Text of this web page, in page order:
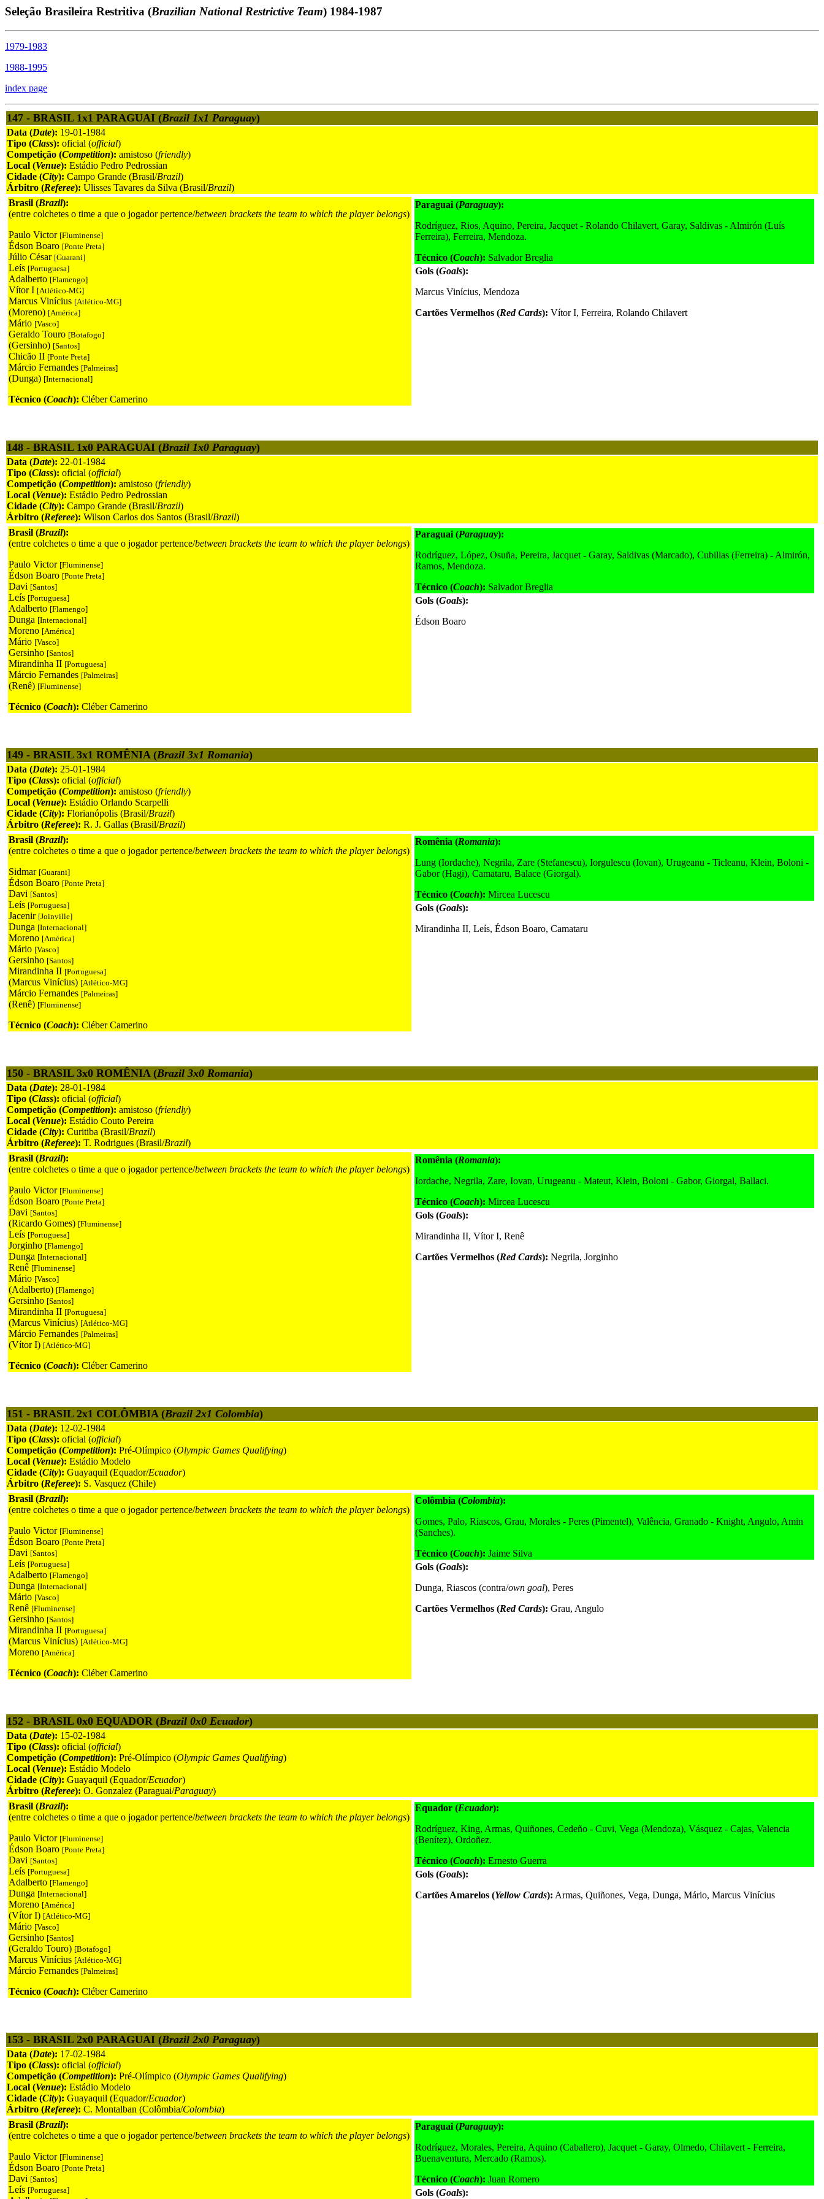
Seleção Brasileira Restritiva (Brazilian National Restrictive Team) 1984-1987
1979-1983
1988-1995
index page
147 - BRASIL 1x1 PARAGUAI (Brazil 1x1 Paraguay)
Data (Date): 19-01-1984
Tipo (Class): oficial (official)
Competição (Competition): amistoso (friendly)
Local (Venue): Estádio Pedro Pedrossian
Cidade (City): Campo Grande (Brasil/Brazil)
Árbitro (Referee): Ulisses Tavares da Silva (Brasil/Brazil)
Brasil (Brazil):
(entre colchetes o time a que o jogador pertence/between brackets the team to which the player belongs)
Paulo Victor [Fluminense]
Édson Boaro [Ponte Preta]
Júlio César [Guarani]
Leís [Portuguesa]
Adalberto [Flamengo]
Vítor I [Atlético-MG]
Marcus Vinícius [Atlético-MG]
(Moreno) [América]
Mário [Vasco]
Geraldo Touro [Botafogo]
(Gersinho) [Santos]
Chicão II [Ponte Preta]
Márcio Fernandes [Palmeiras]
(Dunga) [Internacional]
Técnico (Coach): Cléber Camerino
Paraguai (Paraguay):
Rodríguez, Rios, Aquino, Pereira, Jacquet - Rolando Chilavert, Garay, Saldivas - Almirón (Luís
Ferreira), Ferreira, Mendoza.
Técnico (Coach): Salvador Breglia
Gols (Goals):
Marcus Vinícius, Mendoza
Cartões Vermelhos (Red Cards): Vítor I, Ferreira, Rolando Chilavert
148 - BRASIL 1x0 PARAGUAI (Brazil 1x0 Paraguay)
Data (Date): 22-01-1984
Tipo (Class): oficial (official)
Competição (Competition): amistoso (friendly)
Local (Venue): Estádio Pedro Pedrossian
Cidade (City): Campo Grande (Brasil/Brazil)
Árbitro (Referee): Wilson Carlos dos Santos (Brasil/Brazil)
Brasil (Brazil):
(entre colchetes o time a que o jogador pertence/between brackets the team to which the player belongs)
Paulo Victor [Fluminense]
Édson Boaro [Ponte Preta]
Davi [Santos]
Leís [Portuguesa]
Adalberto [Flamengo]
Dunga [Internacional]
Moreno [América]
Mário [Vasco]
Gersinho [Santos]
Mirandinha II [Portuguesa]
Márcio Fernandes [Palmeiras]
(Renê) [Fluminense]
Técnico (Coach): Cléber Camerino
Paraguai (Paraguay):
Rodríguez, López, Osuña, Pereira, Jacquet - Garay, Saldivas (Marcado), Cubillas (Ferreira) - Almirón,
Ramos, Mendoza.
Técnico (Coach): Salvador Breglia
Gols (Goals):
Édson Boaro
149 - BRASIL 3x1 ROMÊNIA (Brazil 3x1 Romania)
Data (Date): 25-01-1984
Tipo (Class): oficial (official)
Competição (Competition): amistoso (friendly)
Local (Venue): Estádio Orlando Scarpelli
Cidade (City): Florianópolis (Brasil/Brazil)
Árbitro (Referee): R. J. Gallas (Brasil/Brazil)
Brasil (Brazil):
(entre colchetes o time a que o jogador pertence/between brackets the team to which the player belongs)
Sidmar [Guarani]
Édson Boaro [Ponte Preta]
Davi [Santos]
Leís [Portuguesa]
Jacenir [Joinville]
Dunga [Internacional]
Moreno [América]
Mário [Vasco]
Gersinho [Santos]
Mirandinha II [Portuguesa]
(Marcus Vinícius) [Atlético-MG]
Márcio Fernandes [Palmeiras]
(Renê) [Fluminense]
Técnico (Coach): Cléber Camerino
Romênia (Romania):
Lung (Iordache), Negrila, Zare (Stefanescu), Iorgulescu (Iovan), Urugeanu - Ticleanu, Klein, Boloni -
Gabor (Hagi), Camataru, Balace (Giorgal).
Técnico (Coach): Mircea Lucescu
Gols (Goals):
Mirandinha II, Leís, Édson Boaro, Camataru
150 - BRASIL 3x0 ROMÊNIA (Brazil 3x0 Romania)
Data (Date): 28-01-1984
Tipo (Class): oficial (official)
Competição (Competition): amistoso (friendly)
Local (Venue): Estádio Couto Pereira
Cidade (City): Curitiba (Brasil/Brazil)
Árbitro (Referee): T. Rodrigues (Brasil/Brazil)
Brasil (Brazil):
(entre colchetes o time a que o jogador pertence/between brackets the team to which the player belongs)
Paulo Victor [Fluminense]
Édson Boaro [Ponte Preta]
Davi [Santos]
(Ricardo Gomes) [Fluminense]
Leís [Portuguesa]
Jorginho [Flamengo]
Dunga [Internacional]
Renê [Fluminense]
Mário [Vasco]
(Adalberto) [Flamengo]
Gersinho [Santos]
Mirandinha II [Portuguesa]
(Marcus Vinícius) [Atlético-MG]
Márcio Fernandes [Palmeiras]
(Vítor I) [Atlético-MG]
Técnico (Coach): Cléber Camerino
Romênia (Romania):
Iordache, Negrila, Zare, Iovan, Urugeanu - Mateut, Klein, Boloni - Gabor, Giorgal, Ballaci.
Técnico (Coach): Mircea Lucescu
Gols (Goals):
Mirandinha II, Vítor I, Renê
Cartões Vermelhos (Red Cards): Negrila, Jorginho
151 - BRASIL 2x1 COLÔMBIA (Brazil 2x1 Colombia)
Data (Date): 12-02-1984
Tipo (Class): oficial (official)
Competição (Competition): Pré-Olímpico (Olympic Games Qualifying)
Local (Venue): Estádio Modelo
Cidade (City): Guayaquil (Equador/Ecuador)
Árbitro (Referee): S. Vasquez (Chile)
Brasil (Brazil):
(entre colchetes o time a que o jogador pertence/between brackets the team to which the player belongs)
Paulo Victor [Fluminense]
Édson Boaro [Ponte Preta]
Davi [Santos]
Leís [Portuguesa]
Adalberto [Flamengo]
Dunga [Internacional]
Mário [Vasco]
Renê [Fluminense]
Gersinho [Santos]
Mirandinha II [Portuguesa]
(Marcus Vinícius) [Atlético-MG]
Moreno [América]
Técnico (Coach): Cléber Camerino
Colômbia (Colombia):
Gomes, Palo, Riascos, Grau, Morales - Peres (Pimentel), Valência, Granado - Knight, Angulo, Amin
(Sanches).
Técnico (Coach): Jaime Silva
Gols (Goals):
Dunga, Riascos (contra/own goal), Peres
Cartões Vermelhos (Red Cards): Grau, Angulo
152 - BRASIL 0x0 EQUADOR (Brazil 0x0 Ecuador)
Data (Date): 15-02-1984
Tipo (Class): oficial (official)
Competição (Competition): Pré-Olímpico (Olympic Games Qualifying)
Local (Venue): Estádio Modelo
Cidade (City): Guayaquil (Equador/Ecuador)
Árbitro (Referee): O. Gonzalez (Paraguai/Paraguay)
Brasil (Brazil):
(entre colchetes o time a que o jogador pertence/between brackets the team to which the player belongs)
Paulo Victor [Fluminense]
Édson Boaro [Ponte Preta]
Davi [Santos]
Leís [Portuguesa]
Adalberto [Flamengo]
Dunga [Internacional]
Moreno [América]
(Vítor I) [Atlético-MG]
Mário [Vasco]
Gersinho [Santos]
(Geraldo Touro) [Botafogo]
Marcus Vinícius [Atlético-MG]
Márcio Fernandes [Palmeiras]
Técnico (Coach): Cléber Camerino
Equador (Ecuador):
Rodríguez, King, Armas, Quiñones, Cedeño - Cuvi, Vega (Mendoza), Vásquez - Cajas, Valencia
(Benítez), Ordoñez.
Técnico (Coach): Ernesto Guerra
Gols (Goals):
Cartões Amarelos (Yellow Cards): Armas, Quiñones, Vega, Dunga, Mário, Marcus Vinícius
153 - BRASIL 2x0 PARAGUAI (Brazil 2x0 Paraguay)
Data (Date): 17-02-1984
Tipo (Class): oficial (official)
Competição (Competition): Pré-Olímpico (Olympic Games Qualifying)
Local (Venue): Estádio Modelo
Cidade (City): Guayaquil (Equador/Ecuador)
Árbitro (Referee): C. Montalban (Colômbia/Colombia)
Brasil (Brazil):
(entre colchetes o time a que o jogador pertence/between brackets the team to which the player belongs)
Paulo Victor [Fluminense]
Édson Boaro [Ponte Preta]
Davi [Santos]
Leís [Portuguesa]
Paraguai (Paraguay):
Rodríguez, Morales, Pereira, Aquino (Caballero), Jacquet - Garay, Olmedo, Chilavert - Ferreira,
Buenaventura, Mercado (Ramos).
Técnico (Coach): Juan Romero
Gols (Goals):